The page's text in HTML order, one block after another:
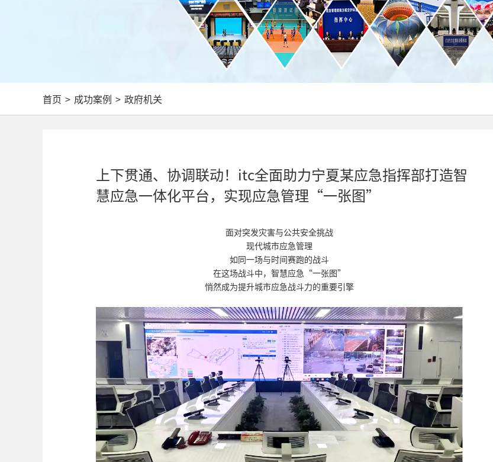
首页 > 成功案例 > 政府机关
上下贯通、协调联动！itc全面助力宁夏某应急指挥部打造智
慧应急一体化平台，实现应急管理“一张图”
面对突发灾害与公共安全挑战
现代城市应急管理
如同一场与时间赛跑的战斗
在这场战斗中，智慧应急“一张图”
悄然成为提升城市应急战斗力的重要引擎